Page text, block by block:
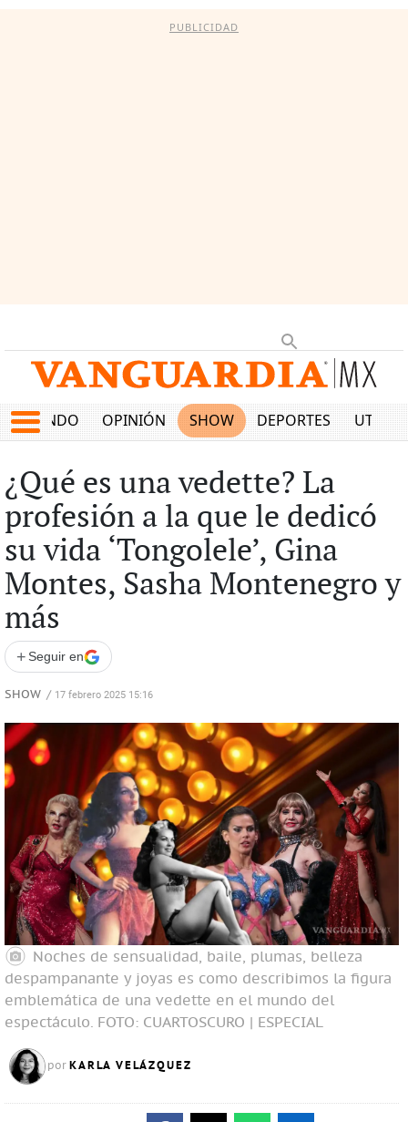
PUBLICIDAD
MUNDO OPINIÓN SHOW DEPORTES
¿Qué es una vedette? La
profesión a la que le dedicó
su vida ‘Tongolele’, Gina
Montes, Sasha Montenegro y
más
+ Seguir en
SHOW / 17 febrero 2025 15:16
Noches de sensualidad, baile, plumas, belleza
despampanante y joyas es como describimos la figura
emblemática de una vedette en el mundo del
espectáculo. FOTO: CUARTOSCURO | ESPECIAL
por KARLA VELÁZQUEZ